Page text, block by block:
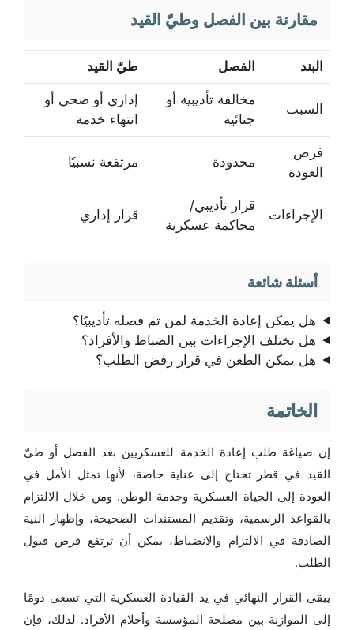
مقارنة بين الفصل وطيّ القيد
البند الفصل طيّ القيد
السبب
مخالفة تأديبية أو
جنائية
إداري أو صحي أو
انتهاء خدمة
فرص
العودة
محدودة مرتفعة نسبيًا
الإجراءات
قرار تأديبي/
محاكمة عسكرية
قرار إداري
أسئلة شائعة
هل يمكن إعادة الخدمة لمن تم فصله تأديبيًا؟
هل تختلف الإجراءات بين الضباط والأفراد؟
هل يمكن الطعن في قرار رفض الطلب؟
الخاتمة
إن صياغة طلب إعادة الخدمة للعسكريين بعد الفصل أو طيّ
القيد في قطر تحتاج إلى عناية خاصة، لأنها تمثل الأمل في
العودة إلى الحياة العسكرية وخدمة الوطن. ومن خلال الالتزام
بالقواعد الرسمية، وتقديم المستندات الصحيحة، وإظهار النية
الصادقة في الالتزام والانضباط، يمكن أن ترتفع فرص قبول
الطلب.
يبقى القرار النهائي في يد القيادة العسكرية التي تسعى دومًا
إلى الموازنة بين مصلحة المؤسسة وأحلام الأفراد. لذلك، فإن